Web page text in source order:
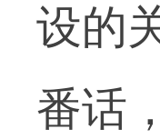
设的
番话